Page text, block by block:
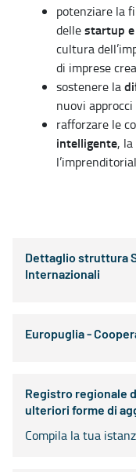
potenziare la
dellestartup
cultura
di imprese
sostenere la
nuovi approcci
rafforzare le
intelligente,
Dettaglio struttura
Internazionali
Europuglia -
Registro regionale
ulteriori forme di
Compila la tua